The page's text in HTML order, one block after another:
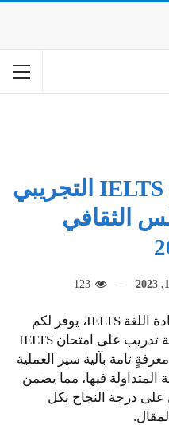
تدريب على امتحان IELTS التجريبي
الثقافي
لكل المهتمين بالحصول على شهادة اللغة IELTS، يوفر لكم
المجلس الثقافي البريطاني فرصة تدريب على امتحان IELTS
تامة بآلية سير العملية
المتداولة فيها، مما يضمن
درجة النجاح بكل